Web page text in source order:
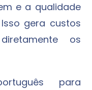
e a qualidade
gera custos
os
para